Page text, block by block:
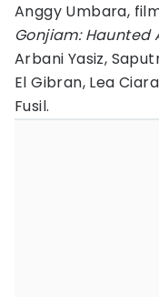
Anggy Umbara,
Gonjiam: Haunted
Arbani Yasiz,
El Gibran, Lea
Fusil.